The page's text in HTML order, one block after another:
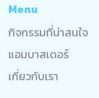
Menu
กิจกรรมที่น่าสนใจ
แอมบาสเดอร์
เกี่ยวกับเรา